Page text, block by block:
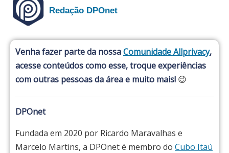
Redação DPOnet
Venha fazer parte da nossaComunidade Allprivacy,
acesse conteúdos como esse, troque experiências
com outras pessoas da área e muito mais! 😉
DPOnet
Fundada em 2020 por Ricardo Maravalhas e
Marcelo Martins, a DPOnet é membro do Cubo Itaú